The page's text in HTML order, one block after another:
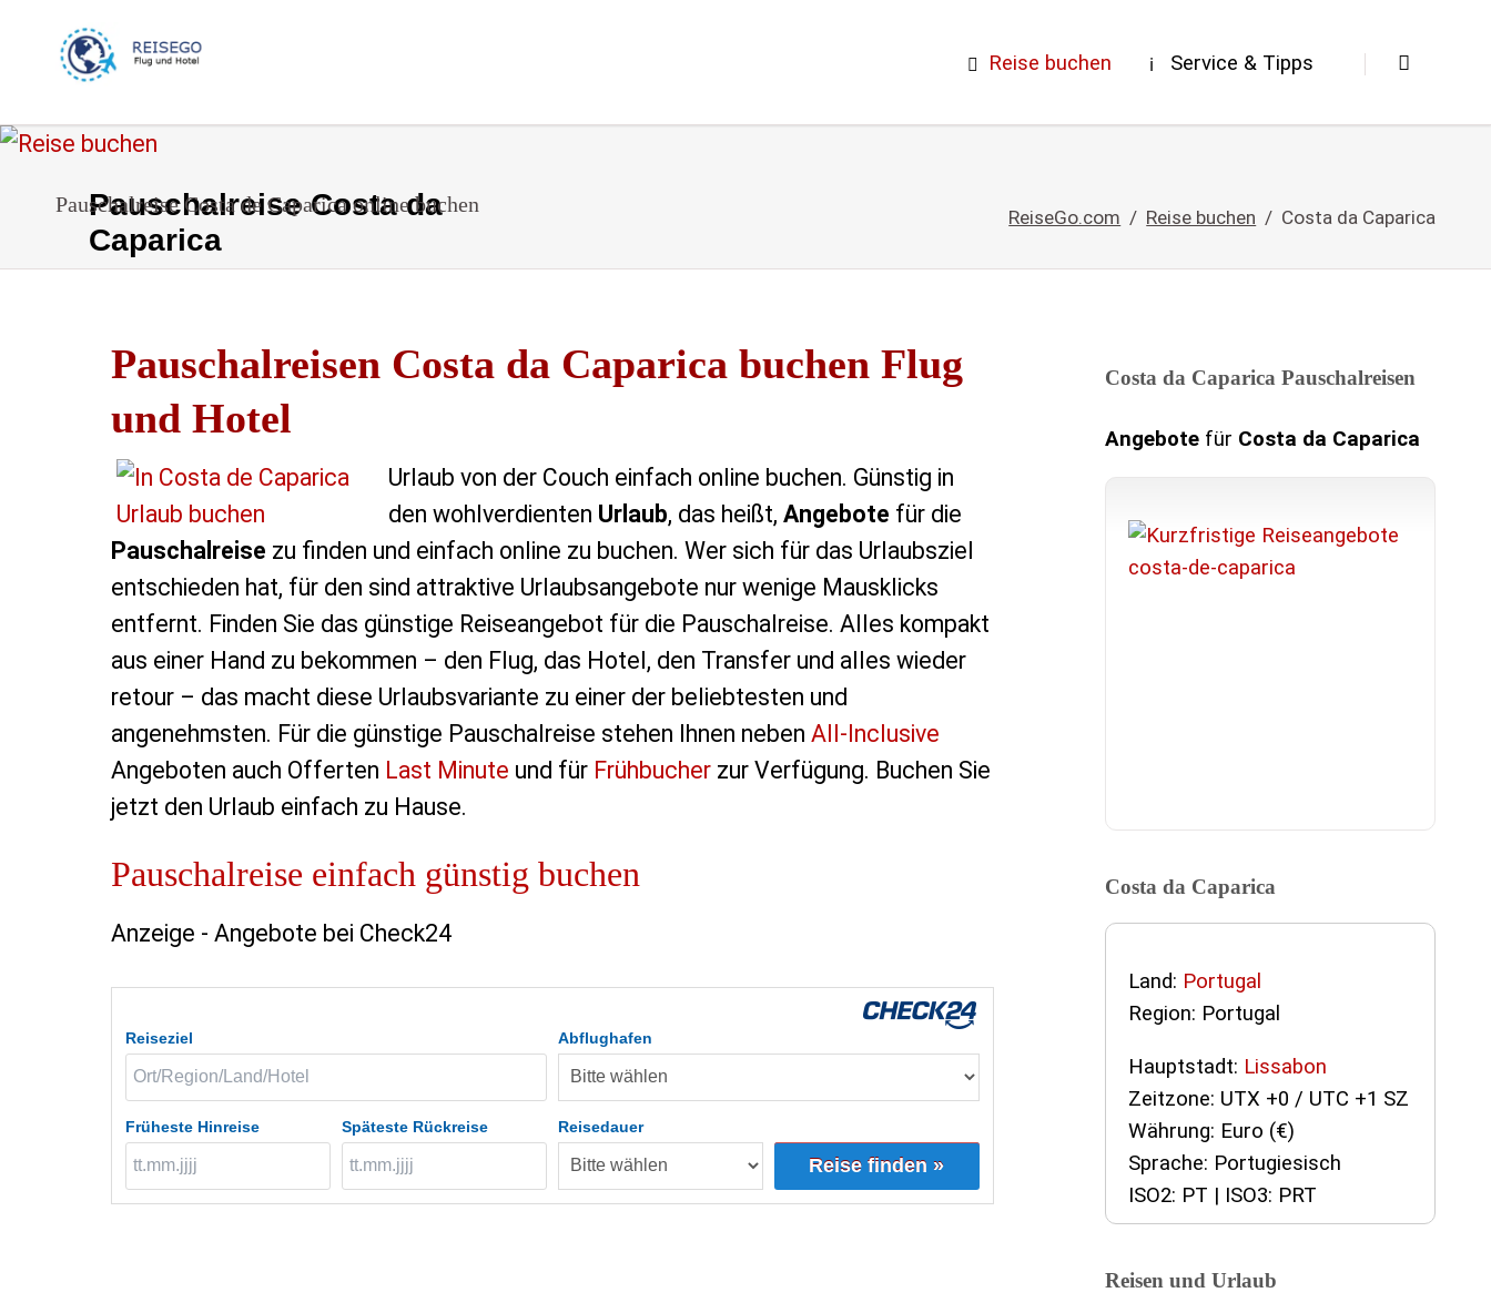
überspringen
Reise buchen Service & Tipps
Pauschalreise Costa da
Caparica
Pauschalreise Costa de Caparica online buchen
ReiseGo.com Reise buchen Costa da Caparica
Pauschalreisen Costa da Caparica buchen Flug
und Hotel
Urlaub von der Couch einfach online buchen. Günstig in
den wohlverdienten Urlaub, das heißt, Angebote für die
Pauschalreise zu finden und einfach online zu buchen. Wer sich für das Urlaubsziel
entschieden hat, für den sind attraktive Urlaubsangebote nur wenige Mausklicks
entfernt. Finden Sie das günstige Reiseangebot für die Pauschalreise. Alles kompakt
aus einer Hand zu bekommen – den Flug, das Hotel, den Transfer und alles wieder
retour – das macht diese Urlaubsvariante zu einer der beliebtesten und
angenehmsten. Für die günstige Pauschalreise stehen Ihnen neben All-Inclusive
Angeboten auch Offerten Last Minute und für Frühbucher zur Verfügung. Buchen Sie
jetzt den Urlaub einfach zu Hause.
Pauschalreise einfach günstig buchen
Anzeige - Angebote bei Check24
Reiseziel Abflughafen
Früheste Hinreise Späteste Rückreise Reisedauer
Reise finden »
Costa da Caparica Pauschalreisen
Angebotefür Costa da Caparica
Costa da Caparica
Land: Portugal
Region: Portugal
Hauptstadt: Lissabon
Zeitzone: UTX +0 / UTC +1 SZ
Währung: Euro (€)
Sprache: Portugiesisch
ISO2: PT | ISO3: PRT
Reisen und Urlaub